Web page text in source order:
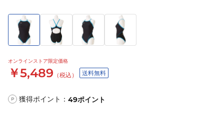
オンラインストア限定価格
￥5,489 （税込） 送料無料
P 獲得ポイント： 49ポイント